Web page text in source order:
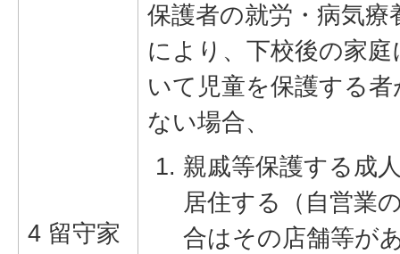
4 留守家
保護者の就労・病気療
により、下校後の家庭
いて児童を保護する者
ない場合、
親戚等保護する成
居住する（自営業
合はその店舗等が